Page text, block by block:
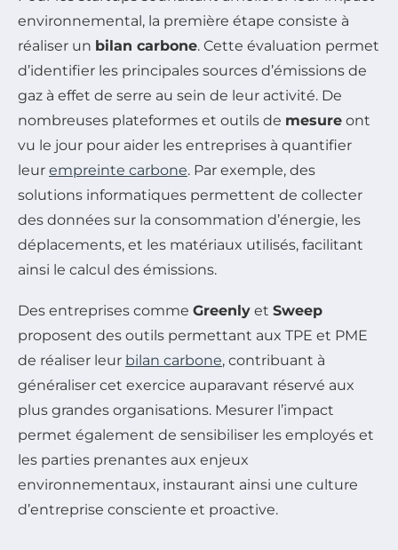
environnemental, la première étape consiste à
réaliser un bilan carbone. Cette évaluation permet
d’identifier les principales sources d’émissions de
gaz à effet de serre au sein de leur activité. De
nombreuses plateformes et outils de mesure ont
vu le jour pour aider les entreprises à quantifier
leur empreinte carbone. Par exemple, des
solutions informatiques permettent de collecter
des données sur la consommation d’énergie, les
déplacements, et les matériaux utilisés, facilitant
ainsi le calcul des émissions.
Des entreprises comme Greenly et Sweep
proposent des outils permettant aux TPE et PME
de réaliser leur bilan carbone, contribuant à
généraliser cet exercice auparavant réservé aux
plus grandes organisations. Mesurer l’impact
permet également de sensibiliser les employés et
les parties prenantes aux enjeux
environnementaux, instaurant ainsi une culture
d’entreprise consciente et proactive.